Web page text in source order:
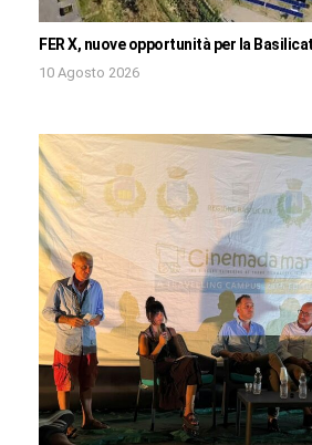
FER X, nuove opportunità per la
10 Agosto 2026